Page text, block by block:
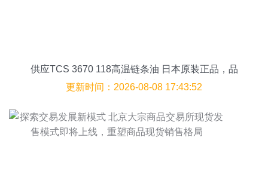
供应TCS 3670 118高温链条油 日本原装正品，品
质保障现货速发
更新时间：2026-08-08 17:43:52